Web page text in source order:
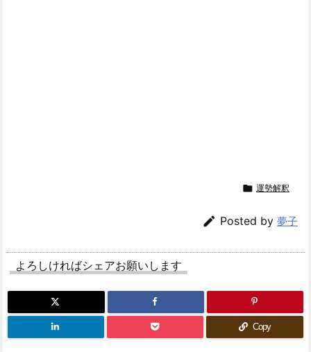
 運勢解釈
 Posted by 夢子
よろしければシェアお願いします
Copy